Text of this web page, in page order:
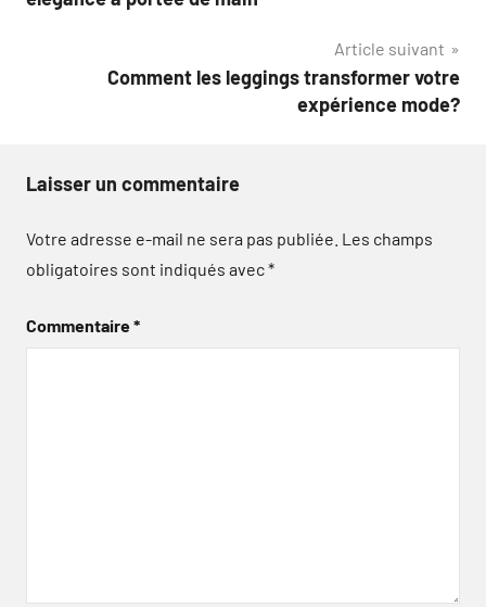
Article suivant
Comment les leggings transformer votre
expérience mode?
Laisser un commentaire
Votre adresse e-mail ne sera pas publiée. Les champs
obligatoires sont indiqués avec*
Commentaire*